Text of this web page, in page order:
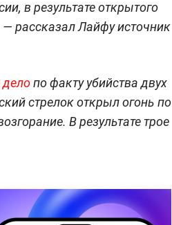
в результате открытого
рассказал Лайфу источник
делопо факту убийства двух
стрелок открыл огонь по
В результате трое